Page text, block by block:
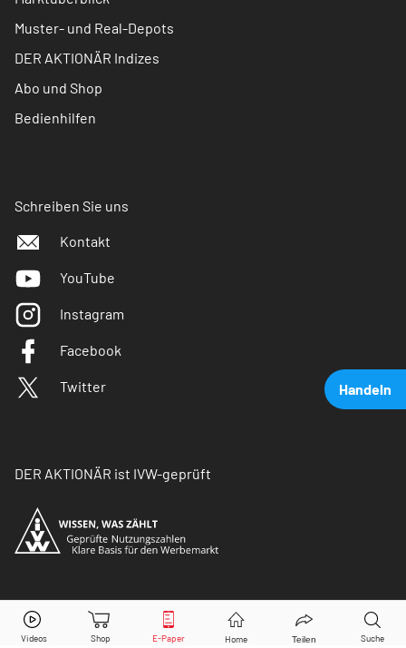
Handeln
Deutsche BankAktie jetzt handeln?
Muster- und Real-Depots
DER AKTIONÄR Indizes
Abo und Shop
Bedienhilfen
Schreiben Sie uns
Kontakt
YouTube
Instagram
Facebook
Twitter
DER AKTIONÄR ist IVW-geprüft
© Copyright 2026 Börsenmedien AG. Alle Rechte